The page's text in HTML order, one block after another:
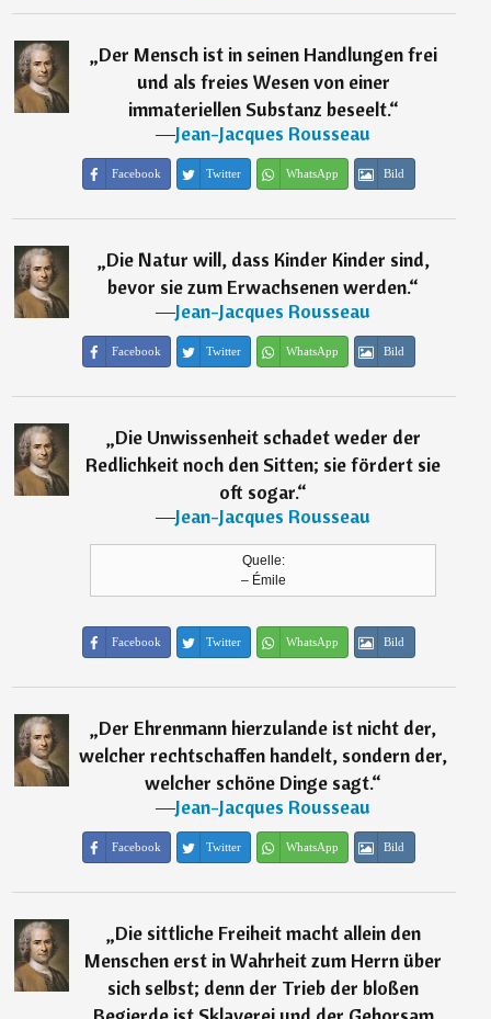
„Der Mensch ist in seinen Handlungen frei
und als freies Wesen von einer
immateriellen Substanz beseelt.“
―Jean-Jacques Rousseau
Facebook Twitter WhatsApp Bild
„Die Natur will, dass Kinder Kinder sind,
bevor sie zum Erwachsenen werden.“
―Jean-Jacques Rousseau
Facebook Twitter WhatsApp Bild
„Die Unwissenheit schadet weder der
Redlichkeit noch den Sitten; sie fördert sie
oft sogar.“
―Jean-Jacques Rousseau
Quelle:
– Émile
Facebook Twitter WhatsApp Bild
„Der Ehrenmann hierzulande ist nicht der,
welcher rechtschaffen handelt, sondern der,
welcher schöne Dinge sagt.“
―Jean-Jacques Rousseau
Facebook Twitter WhatsApp Bild
„Die sittliche Freiheit macht allein den
Menschen erst in Wahrheit zum Herrn über
sich selbst; denn der Trieb der bloßen